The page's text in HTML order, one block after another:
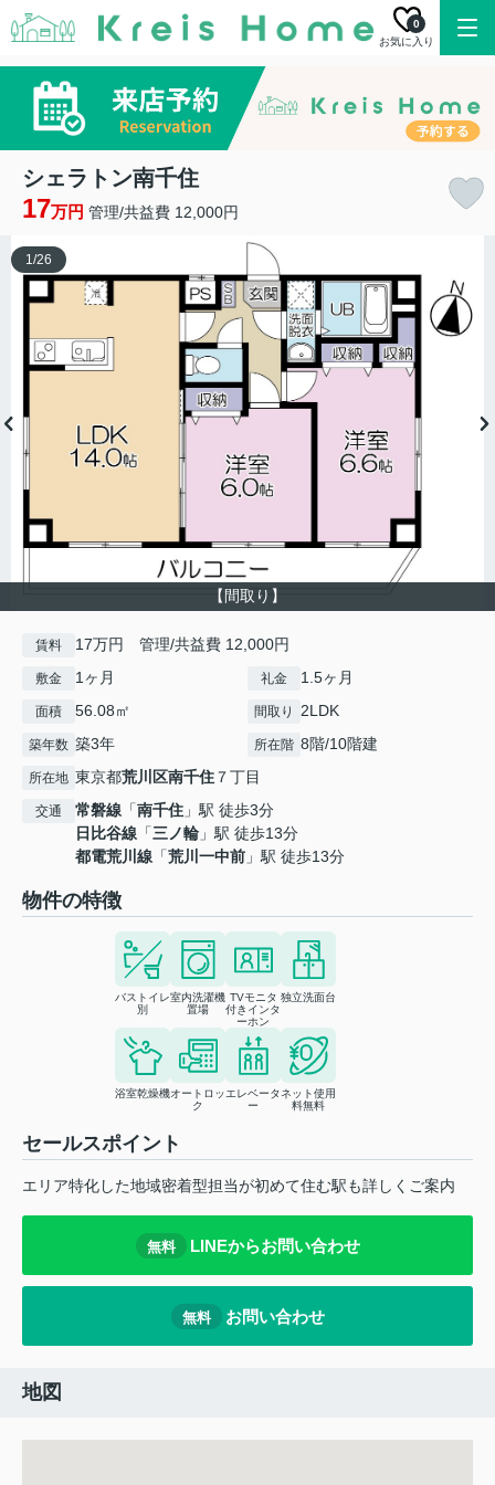
お気に入り
0
シェラトン南千住
17万円 管理/共益費 12,000円
【間取り】
1/26
賃料 17万円 管理/共益費 12,000円
敷金 1ヶ月 礼金 1.5ヶ月
面積 56.08㎡ 間取り 2LDK
築年数 築3年 所在階 8階/10階建
所在地 東京都荒川区南千住 ７丁目
交通 常磐線 「南千住 」駅 徒歩3分
日比谷線 「三ノ輪 」駅 徒歩13分
都電荒川線 「荒川一中前 」駅 徒歩13分
物件の特徴
バストイレ
別
室内洗濯機
置場
TVモニタ
付きインタ
ーホン
独立洗面台
浴室乾燥機オートロッ
ク
エレベータ
ー
ネット使用
料無料
セールスポイント
エリア特化した地域密着型担当が初めて住む駅も詳しくご案内
無料 LINEからお問い合わせ
無料 お問い合わせ
地図